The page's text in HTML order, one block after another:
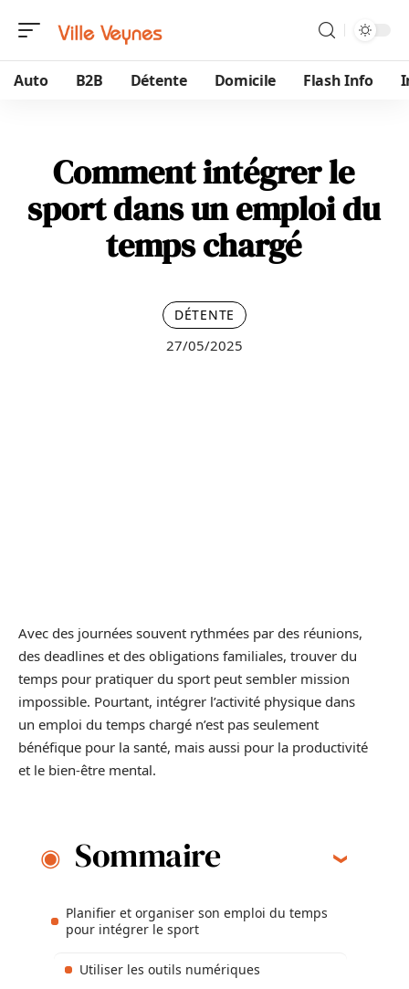
Auto B2B Détente Domicile Flash Info
Comment intégrer le
sport dans un emploi du
temps chargé
DÉTENTE
27/05/2025
Avec des journées souvent rythmées par des réunions,
des deadlines et des obligations familiales, trouver du
temps pour pratiquer du sport peut sembler mission
impossible. Pourtant, intégrer l’activité physique dans
un emploi du temps chargé n’est pas seulement
bénéfique pour la santé, mais aussi pour la productivité
et le bien-être mental.
Sommaire
Planifier et organiser son emploi du temps
pour intégrer le sport
Utiliser les outils numériques